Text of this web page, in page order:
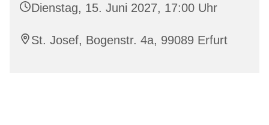
Dienstag, 15. Juni 2027, 17:00 Uhr
St. Josef, Bogenstr. 4a, 99089 Erfurt